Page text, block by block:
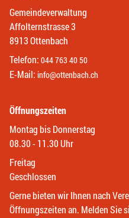
Gemeindeverwaltung
Affolternstrasse 3
8913 Ottenbach
Telefon: 044 763 40 50
E-Mail: info@ottenbach.ch
Öffnungszeiten
Montag bis Donnerstag
08.30 - 11.30 Uhr
Freitag
Geschlossen
Gerne bieten wir Ihnen nach
Öffnungszeiten an. Melden Sie